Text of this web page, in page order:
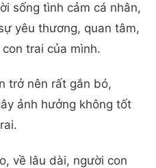
sống tình cảm cá nhân,
yêu thương, quan tâm,
trai của mình.
trở nên rất gắn bó,
ảnh hưởng không tốt
về lâu dài, người con